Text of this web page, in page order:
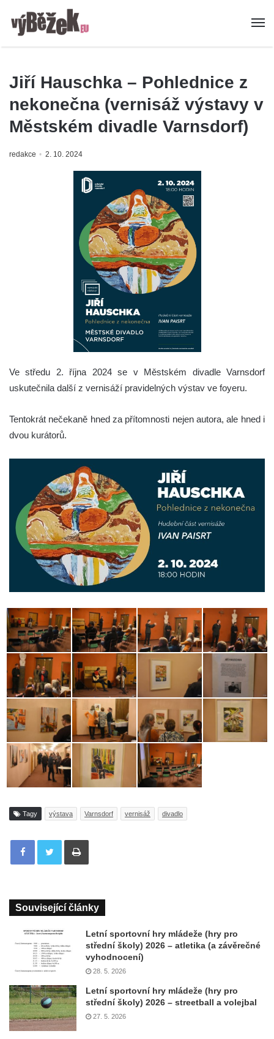
Jiří Hauschka – Pohlednice z
nekonečna (vernisáž výstavy v
Městském divadle Varnsdorf)
redakce 2. 10. 2024
Ve středu 2. října 2024 se v Městském divadle Varnsdorf
uskutečnila další z vernisáží pravidelných výstav ve foyeru.
Tentokrát nečekaně hned za přítomnosti nejen autora, ale hned i
dvou kurátorů.
Tagy výstava Varnsdorf vernisáž divadlo
Tisknout
Související články
Letní sportovní hry mládeže (hry pro
střední školy) 2026 – atletika (a závěrečné
vyhodnocení)
28. 5. 2026
Letní sportovní hry mládeže (hry pro
střední školy) 2026 – streetball a volejbal
27. 5. 2026